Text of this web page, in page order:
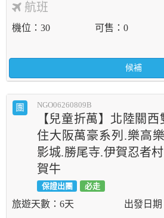
航班
機位 30 可售 0
候補
團 NGO06260809B
【兒童折萬】北陸關
住大阪萬豪系列.樂高
影城.勝尾寺.伊賀忍者
賀牛
保證出團 必走
6天